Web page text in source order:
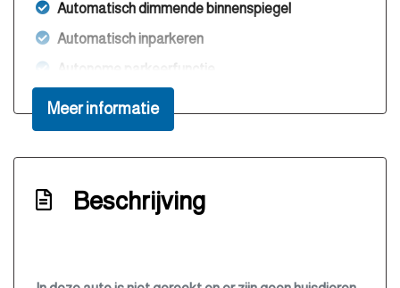
Automatisch dimmende binnenspiegel
Automatisch inparkeren
Autonome parkeerfunctie
Bestuurdersairbag
Bestuurdersstoel in hoogte verstelbaar
Bluetooth
Boordcomputer
Bumpers in carrosseriekleur
Meer informatie
Beschrijving